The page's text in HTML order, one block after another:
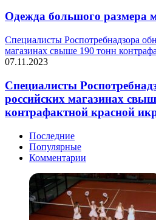
Одежда большого размера
Специалисты Роспотребнадзора
магазинах свыше 190 тонн
07.11.2023
Специалисты
российских магазинах
контрафактной красной
Последние
Популярные
Комментарии